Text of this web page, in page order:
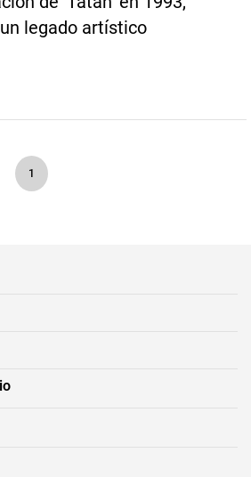
legado artístico
1